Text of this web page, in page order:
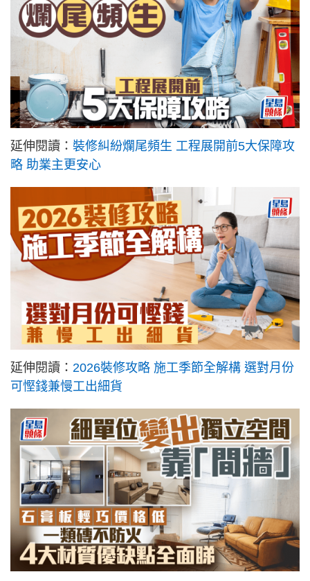
延伸閱讀： 裝修糾紛爛尾頻生 工程展開前5大保障攻
略 助業主更安心
延伸閱讀： 2026裝修攻略 施工季節全解構 選對月份
可慳錢兼慢工出細貨